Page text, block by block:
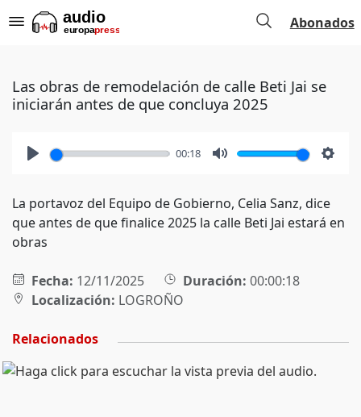
Abonados
Las obras de remodelación de calle Beti Jai se
iniciarán antes de que concluya 2025
00:18
La portavoz del Equipo de Gobierno, Celia Sanz, dice
que antes de que finalice 2025 la calle Beti Jai estará en
obras
Fecha: 12/11/2025 Duración: 00:00:18
Localización: LOGROÑO
Relacionados